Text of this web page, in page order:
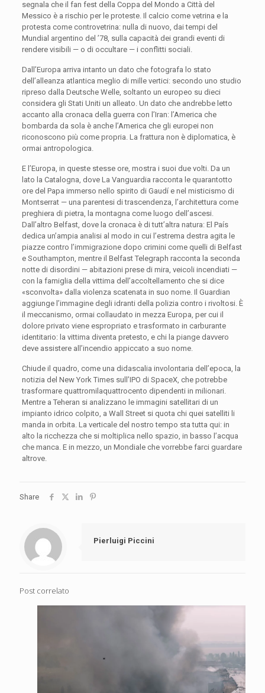
segnala che il fan fest della Coppa del Mondo a Città del
Messico è a rischio per le proteste. Il calcio come vetrina e la
protesta come controvetrina: nulla di nuovo, dai tempi del
Mundial argentino del ’78, sulla capacità dei grandi eventi di
rendere visibili — o di occultare — i conflitti sociali.
Dall’Europa arriva intanto un dato che fotografa lo stato
dell’alleanza atlantica meglio di mille vertici: secondo uno studio
ripreso dalla Deutsche Welle, soltanto un europeo su dieci
considera gli Stati Uniti un alleato. Un dato che andrebbe letto
accanto alla cronaca della guerra con l’Iran: l’America che
bombarda da sola è anche l’America che gli europei non
riconoscono più come propria. La frattura non è diplomatica, è
ormai antropologica.
E l’Europa, in queste stesse ore, mostra i suoi due volti. Da un
lato la Catalogna, dove La Vanguardia racconta le quarantotto
ore del Papa immerso nello spirito di Gaudí e nel misticismo di
Montserrat — una parentesi di trascendenza, l’architettura come
preghiera di pietra, la montagna come luogo dell’ascesi.
Dall’altro Belfast, dove la cronaca è di tutt’altra natura: El País
dedica un’ampia analisi al modo in cui l’estrema destra agita le
piazze contro l’immigrazione dopo crimini come quelli di Belfast
e Southampton, mentre il Belfast Telegraph racconta la seconda
notte di disordini — abitazioni prese di mira, veicoli incendiati —
con la famiglia della vittima dell’accoltellamento che si dice
«sconvolta» dalla violenza scatenata in suo nome. Il Guardian
aggiunge l’immagine degli idranti della polizia contro i rivoltosi. È
il meccanismo, ormai collaudato in mezza Europa, per cui il
dolore privato viene espropriato e trasformato in carburante
identitario: la vittima diventa pretesto, e chi la piange davvero
deve assistere all’incendio appiccato a suo nome.
Chiude il quadro, come una didascalia involontaria dell’epoca, la
notizia del New York Times sull’IPO di SpaceX, che potrebbe
trasformare quattromilaquattrocento dipendenti in milionari.
Mentre a Teheran si analizzano le immagini satellitari di un
impianto idrico colpito, a Wall Street si quota chi quei satelliti li
manda in orbita. La verticale del nostro tempo sta tutta qui: in
alto la ricchezza che si moltiplica nello spazio, in basso l’acqua
che manca. E in mezzo, un Mondiale che vorrebbe farci guardare
altrove.
Share
Pierluigi Piccini
Post correlato